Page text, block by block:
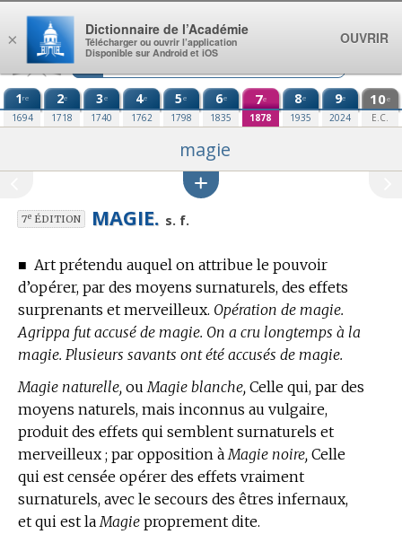
Aller au contenu
1re
1694
2e
1718
3e
1740
4e
1762
5e
1798
6e
1835
7e
1878
8e
1935
9e
2024
10e
E.C.
magie
7eÉDITION MAGIE. s. f.
■ Art prétendu auquel on attribue le pouvoir
d’opérer, par des moyens surnaturels, des effets
surprenants et merveilleux. Opération de magie.
Agrippa fut accusé de magie. On a cru longtemps à la
magie. Plusieurs savants ont été accusés de magie.
Magie naturelle, ou Magie blanche, Celle qui, par des
moyens naturels, mais inconnus au vulgaire,
produit des effets qui semblent surnaturels et
merveilleux ; par opposition à Magie noire, Celle
qui est censée opérer des effets vraiment
surnaturels, avec le secours des êtres infernaux,
et qui est la Magie proprement dite.
×
Dictionnaire de l’Académie
Télécharger ou ouvrir l’application
Disponible sur Android et iOS
OUVRIR